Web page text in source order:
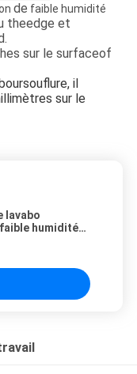
de faible humidité
theedge et
sur le surfaceof
il
sur le
lavabo
humidité